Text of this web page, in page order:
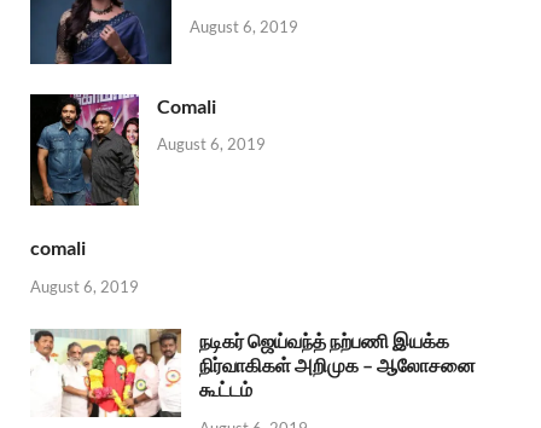
August 6, 2019
Comali
August 6, 2019
comali
August 6, 2019
நடிகர் ஜெய்வந்த் நற்பணி இயக்க
நிர்வாகிகள் அறிமுக – ஆலோசனை
கூட்டம்